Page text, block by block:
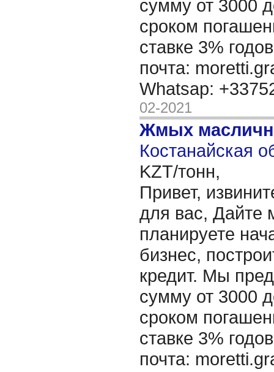
сумму от 3000
сроком
ставке 3%
почта:
Whatsap:
02-2021
Жмых
Костанайская
KZT/тонн,
Привет,
для вас, Дайте
планируете
бизнес,
кредит. Мы
сумму от 3000
сроком
ставке 3%
почта: